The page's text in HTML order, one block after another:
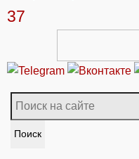
37
Поиск